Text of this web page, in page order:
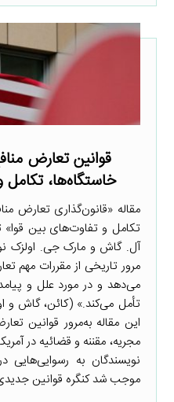
قوانین تعارض
خاستگاه‌ها،
مقاله «قانون‌گذاری تعارض
تکامل و تفاوت‌های بین
آل. گاش و مارک جی. اولزک
مرور تاریخی از مقررات مهم
می‌دهد و در مورد علل و
این مقاله به‌مرور قوانین
مجریه، مقننه و قضائیه در
نویسندگان به رسوایی‌هایی
موجب شد کنگره قوانین